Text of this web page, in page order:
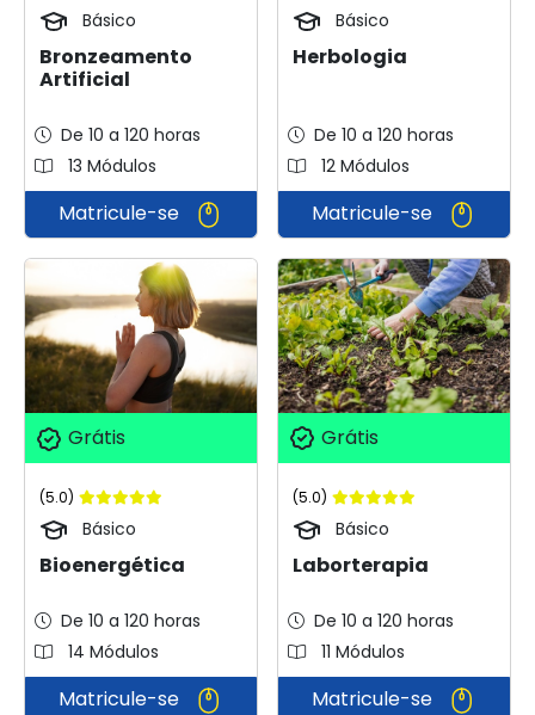
Básico
Bronzeamento
Artificial
De 10 a 120 horas
13 Módulos
Matricule-se
Básico
Herbologia
De 10 a 120 horas
12 Módulos
Matricule-se
Grátis
(5.0)
Básico
Bioenergética
De 10 a 120 horas
14 Módulos
Matricule-se
Grátis
(5.0)
Básico
Laborterapia
De 10 a 120 horas
11 Módulos
Matricule-se